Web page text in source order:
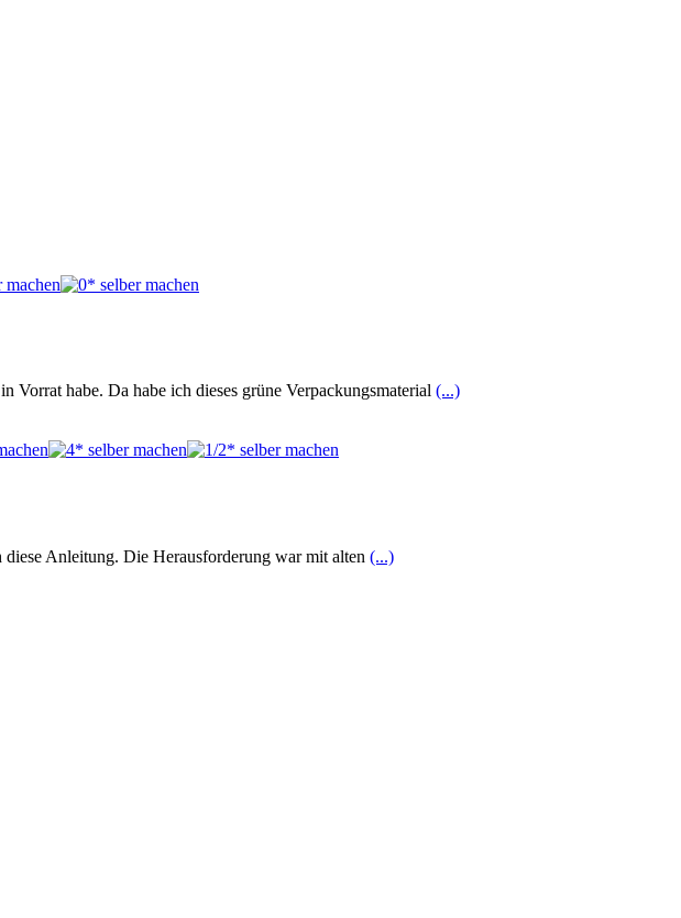
Vorrat habe. Da habe ich dieses grüne Verpackungsmaterial (...)
Anleitung. Die Herausforderung war mit alten (...)